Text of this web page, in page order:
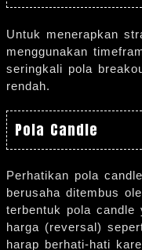
Untuk menerapkan
menggunakan
seringkali pola
rendah.
Pola Candle
Perhatikan pola
berusaha ditembus
terbentuk pola candle
harga (reversal)
harap berhati-hati